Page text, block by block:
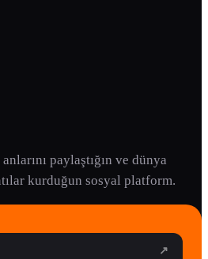
paylaştığın ve dünya
kurduğun sosyal platform.
↗